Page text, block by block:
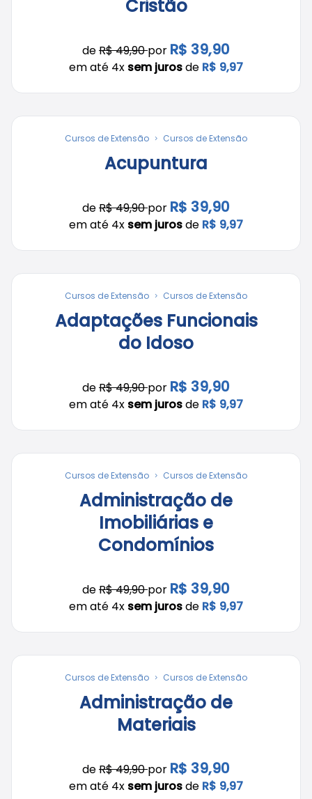
Cristão
deR$ 49,90por R$ 39,90
em até 4x sem jurosde R$ 9,97
Cursos de Extensão Cursos de Extensão
Acupuntura
deR$ 49,90por R$ 39,90
em até 4x sem jurosde R$ 9,97
Cursos de Extensão Cursos de Extensão
Adaptações Funcionais
do Idoso
deR$ 49,90por R$ 39,90
em até 4x sem jurosde R$ 9,97
Cursos de Extensão Cursos de Extensão
Administração de
Imobiliárias e
Condomínios
deR$ 49,90por R$ 39,90
em até 4x sem jurosde R$ 9,97
Cursos de Extensão Cursos de Extensão
Administração de
Materiais
deR$ 49,90por R$ 39,90
em até 4x sem jurosde R$ 9,97